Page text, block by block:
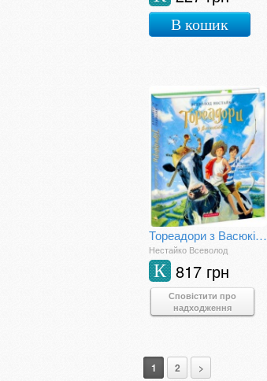
В кошик
Тореадори з Васюківки. Велике ілюстроване видання. Книга перша
Нестайко Всеволод
817 грн
К
Сповістити про
надходження
1 2 >